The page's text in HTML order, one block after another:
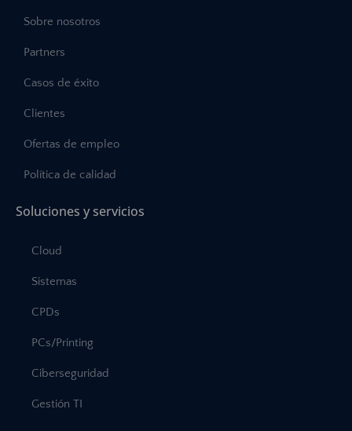
Sobre nosotros
Partners
Casos de éxito
Clientes
Ofertas de empleo
Política de calidad
Soluciones y servicios
Cloud
Sistemas
CPDs
PCs/Printing
Ciberseguridad
Gestión TI